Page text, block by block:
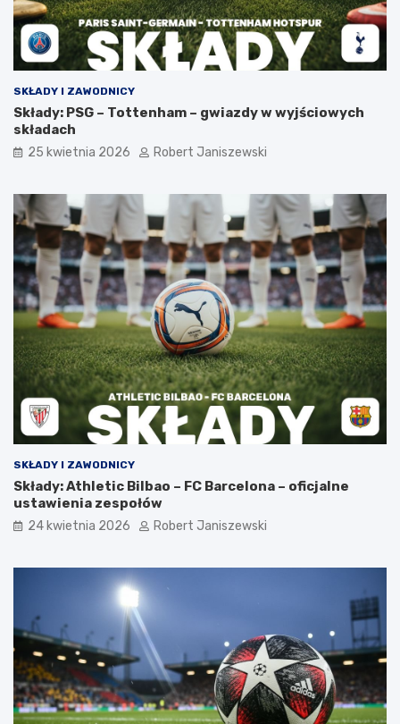
SKŁADY I ZAWODNICY
Składy: PSG – Tottenham – gwiazdy w wyjściowych
składach
25 kwietnia 2026 Robert Janiszewski
SKŁADY I ZAWODNICY
Składy: Athletic Bilbao – FC Barcelona – oficjalne
ustawienia zespołów
24 kwietnia 2026 Robert Janiszewski